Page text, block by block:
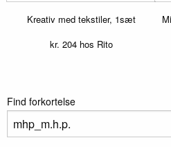
Kreativ med tekstiler, 1sæt
kr. 204hos Rito
Find forkortelse